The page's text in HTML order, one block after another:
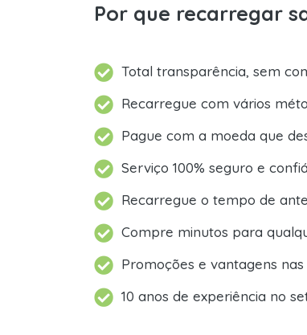
Por que recarregar
Total transparência, sem
Recarregue com vários
Pague com a moeda que
Serviço 100% seguro e
Recarregue o tempo de
Compre minutos para
Promoções e vantagens
10 anos de experiência no